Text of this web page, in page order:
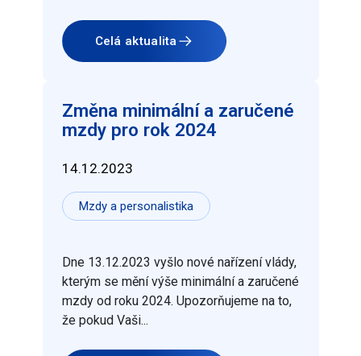
Celá aktualita
Změna minimální a zaručené
mzdy pro rok 2024
14.12.2023
Mzdy a personalistika
Dne 13.12.2023 vyšlo nové nařízení vlády,
kterým se mění výše minimální a zaručené
mzdy od roku 2024. Upozorňujeme na to,
že pokud Vaši...